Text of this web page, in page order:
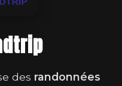
des randonnées